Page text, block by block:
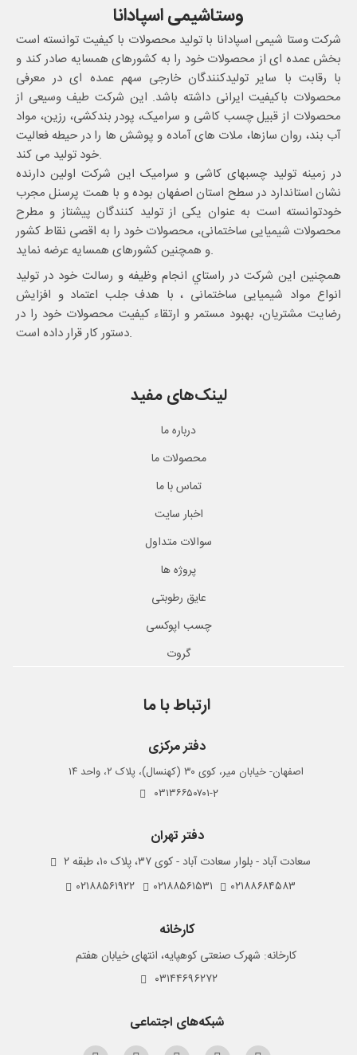
وستاشیمی اسپادانا
شرکت وستا شیمی اسپادانا با تولید محصولات با کیفیت توانسته است
بخش عمده ای از محصولات خود را به کشورهای همسایه صادر کند و
با رقابت با سایر تولیدکنندگان خارجی سهم عمده ای در معرفی
محصولات باکیفیت ایرانی داشته باشد. این شرکت طیف وسیعی از
محصولات از قبیل چسب کاشی و سرامیک، پودر بندکشی، رزین، مواد
آب بند، روان سازها، ملات های آماده و پوشش ها را در حیطه فعالیت
خود تولید می کند.
در زمینه تولید چسبهای کاشی و سرامیک این شرکت اولین دارنده
نشان استاندارد در سطح استان اصفهان بوده و با همت پرسنل مجرب
خودتوانسته است به عنوان یکی از تولید کنندگان پیشتاز و مطرح
محصولات شیمیایی ساختمانی، محصولات خود را به اقصی نقاط کشور
و همچنین کشورهای همسایه عرضه نماید.
همچنین این شرکت در راستاي انجام وظيفه و رسالت خود در تولید
انواع مواد شیمیایی ساختمانی ، با هدف جلب اعتماد و افزایش
رضایت مشتریان، بهبود مستمر و ارتقاء کیفیت محصولات خود را در
دستور کار قرار داده است.
لینک‌های مفید
درباره ما
محصولات ما
تماس با ما
اخبار سایت
سوالات متداول
پروژه ها
عایق رطوبتی
چسب اپوکسی
گروت
ارتباط با ما
دفتر مرکزی
اصفهان- خیابان میر، کوی ۳۰ (کهنسال)، پلاک ۲، واحد ۱۴
۰۳۱۳۶۶۵۰۷۰۱-2
دفتر تهران
سعادت آباد - بلوار سعادت آباد - کوی ۳۷، پلاک ۱۰، طبقه ۲
۰۲۱۸۸۵۶۱۹۲۲
۰۲۱۸۸۵۶۱۵۳۱ ۰۲۱۸۸۶۸۴۵۸۳
کارخانه
کارخانه: شهرک صنعتی کوهپایه، انتهای خیابان هفتم
۰۳۱۴۴۶۹۶۲۷۲
شبکه‌های اجتماعی